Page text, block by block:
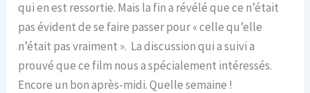
qui en est ressortie. Mais la fin a révélé que ce n’était
pas évident de se faire passer pour « celle qu’elle
n’était pas vraiment ». La discussion qui a suivi a
prouvé que ce film nous a spécialement intéressés.
Encore un bon après-midi. Quelle semaine !